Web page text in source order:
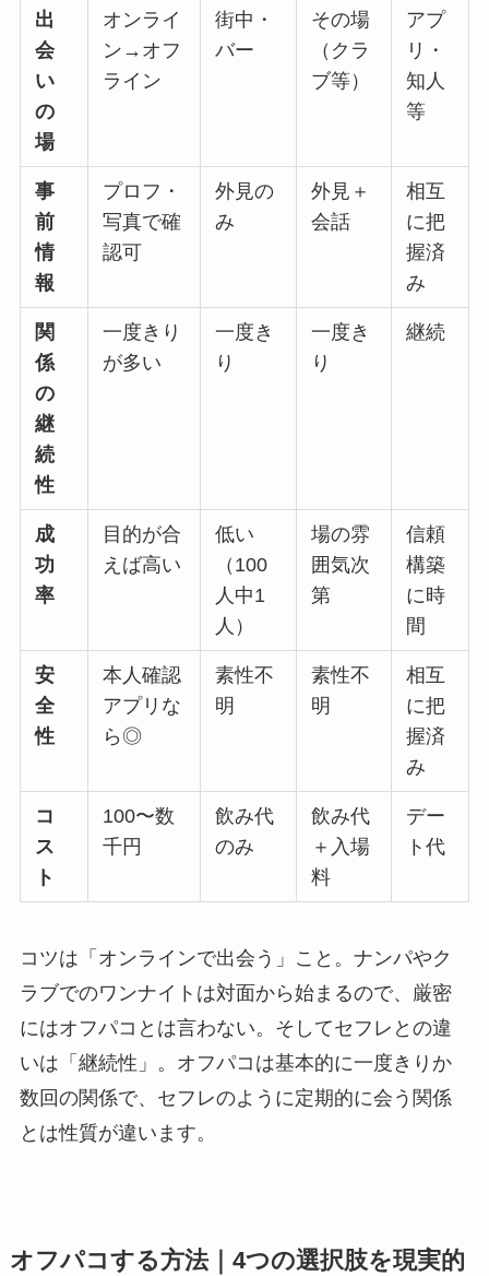
出
会
い
の
場
オンライ
ン→オフ
ライン
街中・
バー
その場
（クラ
ブ等）
アプ
リ・
知人
等
事
前
情
報
プロフ・
写真で確
認可
外見の
み
外見＋
会話
相互
に把
握済
み
関
係
の
継
続
性
一度きり
が多い
一度き
り
一度き
り
継続
成
功
率
目的が合
えば高い
低い
（100
人中1
人）
場の雰
囲気次
第
信頼
構築
に時
間
安
全
性
本人確認
アプリな
ら◎
素性不
明
素性不
明
相互
に把
握済
み
コ
ス
ト
100〜数
千円
飲み代
のみ
飲み代
＋入場
料
デー
ト代
コツは「オンラインで出会う」こと。ナンパやク
ラブでのワンナイトは対面から始まるので、厳密
にはオフパコとは言わない。そしてセフレとの違
いは「継続性」。オフパコは基本的に一度きりか
数回の関係で、セフレのように定期的に会う関係
とは性質が違います。
オフパコする方法｜4つの選択肢を現実的